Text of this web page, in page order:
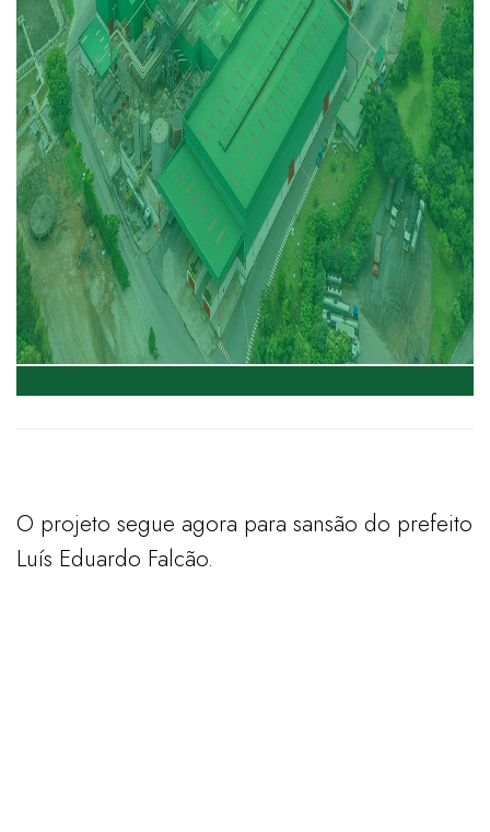
O projeto segue agora para sansão do prefeito
Luís Eduardo Falcão.